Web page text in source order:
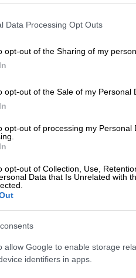
Data Processing Opt Outs
opt-out of the Sharing of my
opt-out of the Sale of my Personal
opt-out of processing my Personal
opt-out of Collection, Use,
Data that Is Unrelated with
allow Google to enable storage
identifiers in apps.
κρίσιμων
(ΕΚΣΕΔ).
που έχει την
σε αέρα και
βρίσκεται σε
και με τον
με λιμεναρχεία,
πλοία.
που έπλεε εντός
χωρίς σωστικά
μετανάστες, το ΕΚΣΕΔ
και έδινε
του σκάφους όπως
να δώσει το ΕΚΣΕΔ είναι
για τις συνθήκες
επίσης κρίσιμη
περισσότερων από